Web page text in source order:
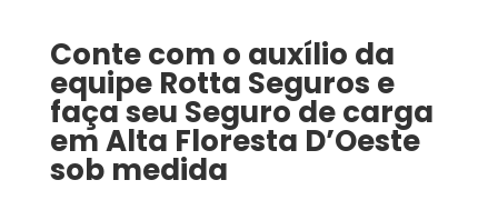
Conte com o auxílio da
equipe Rotta Seguros e
faça seu Seguro de carga
emAlta Floresta D’Oeste
sob medida